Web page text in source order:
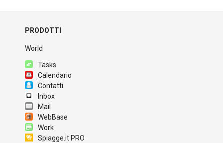
PRODOTTI
World
Tasks
Calendario
Contatti
Inbox
Mail
WebBase
Work
Spiagge.it PRO